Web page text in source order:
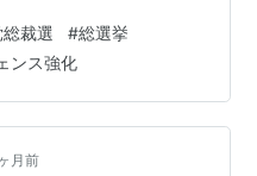
いたのではとの疑惑で
補者を貶める偽動画を
いたと＜文春砲＞が報
として２人がやり取りし
た。 雨にけぶる麻布台
総裁選 #総選挙
ンス強化
月前